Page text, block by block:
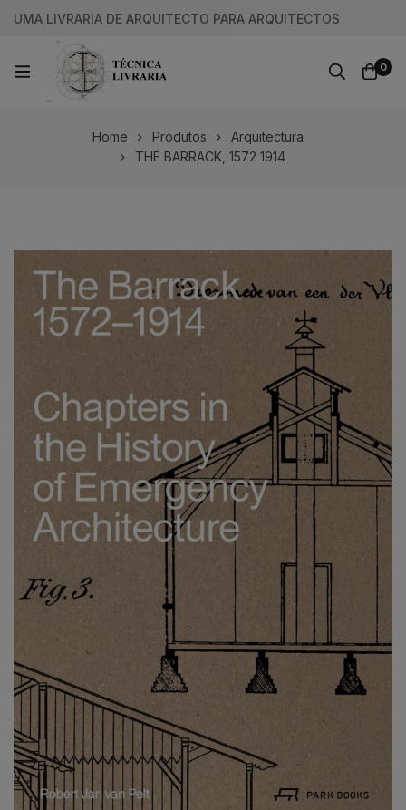
UMA LIVRARIA DE ARQUITECTO PARA ARQUITECTOS
0
Home Produtos
Arquitectura
THE BARRACK, 1572 1914